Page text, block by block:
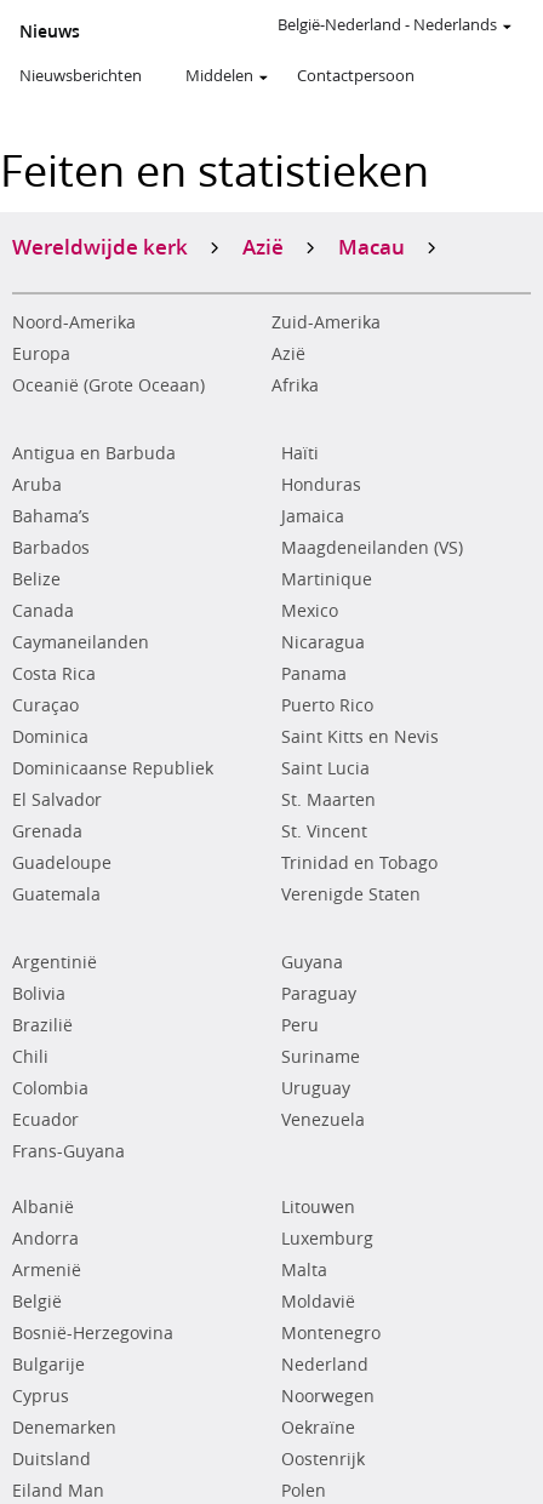
Nieuws
Nieuwsberichten Middelen Contactpersoon
België-Nederland - Nederlands
Feiten en statistieken
Wereldwijde kerk Azië Macau
Noord-Amerika
Zuid-Amerika
Europa
Azië
Oceanië (Grote Oceaan)
Afrika
Antigua en Barbuda
Aruba
Bahama’s
Barbados
Belize
Canada
Caymaneilanden
Costa Rica
Curaçao
Dominica
Dominicaanse Republiek
El Salvador
Grenada
Guadeloupe
Guatemala
Haïti
Honduras
Jamaica
Maagdeneilanden (VS)
Martinique
Mexico
Nicaragua
Panama
Puerto Rico
Saint Kitts en Nevis
Saint Lucia
St. Maarten
St. Vincent
Trinidad en Tobago
Verenigde Staten
Argentinië
Bolivia
Brazilië
Chili
Colombia
Ecuador
Frans-Guyana
Guyana
Paraguay
Peru
Suriname
Uruguay
Venezuela
Albanië
Andorra
Armenië
België
Bosnië-Herzegovina
Bulgarije
Cyprus
Denemarken
Duitsland
Eiland Man
Litouwen
Luxemburg
Malta
Moldavië
Montenegro
Nederland
Noorwegen
Oekraïne
Oostenrijk
Polen